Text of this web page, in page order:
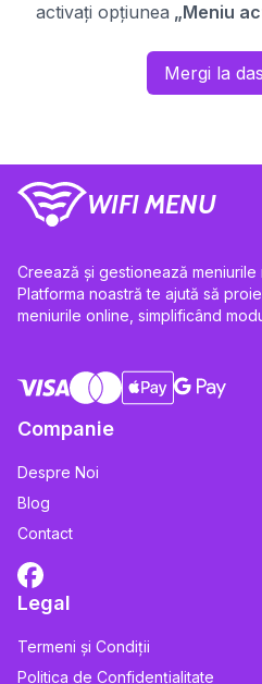
activați opțiunea „Meniu
Mergi la
WIFI MENU
Creează și gestionează meniurile
Platforma noastră te ajută să
meniurile online, simplificând
Companie
Despre Noi
Blog
Contact
Legal
Termeni și Condiții
Politica de Confidențialitate